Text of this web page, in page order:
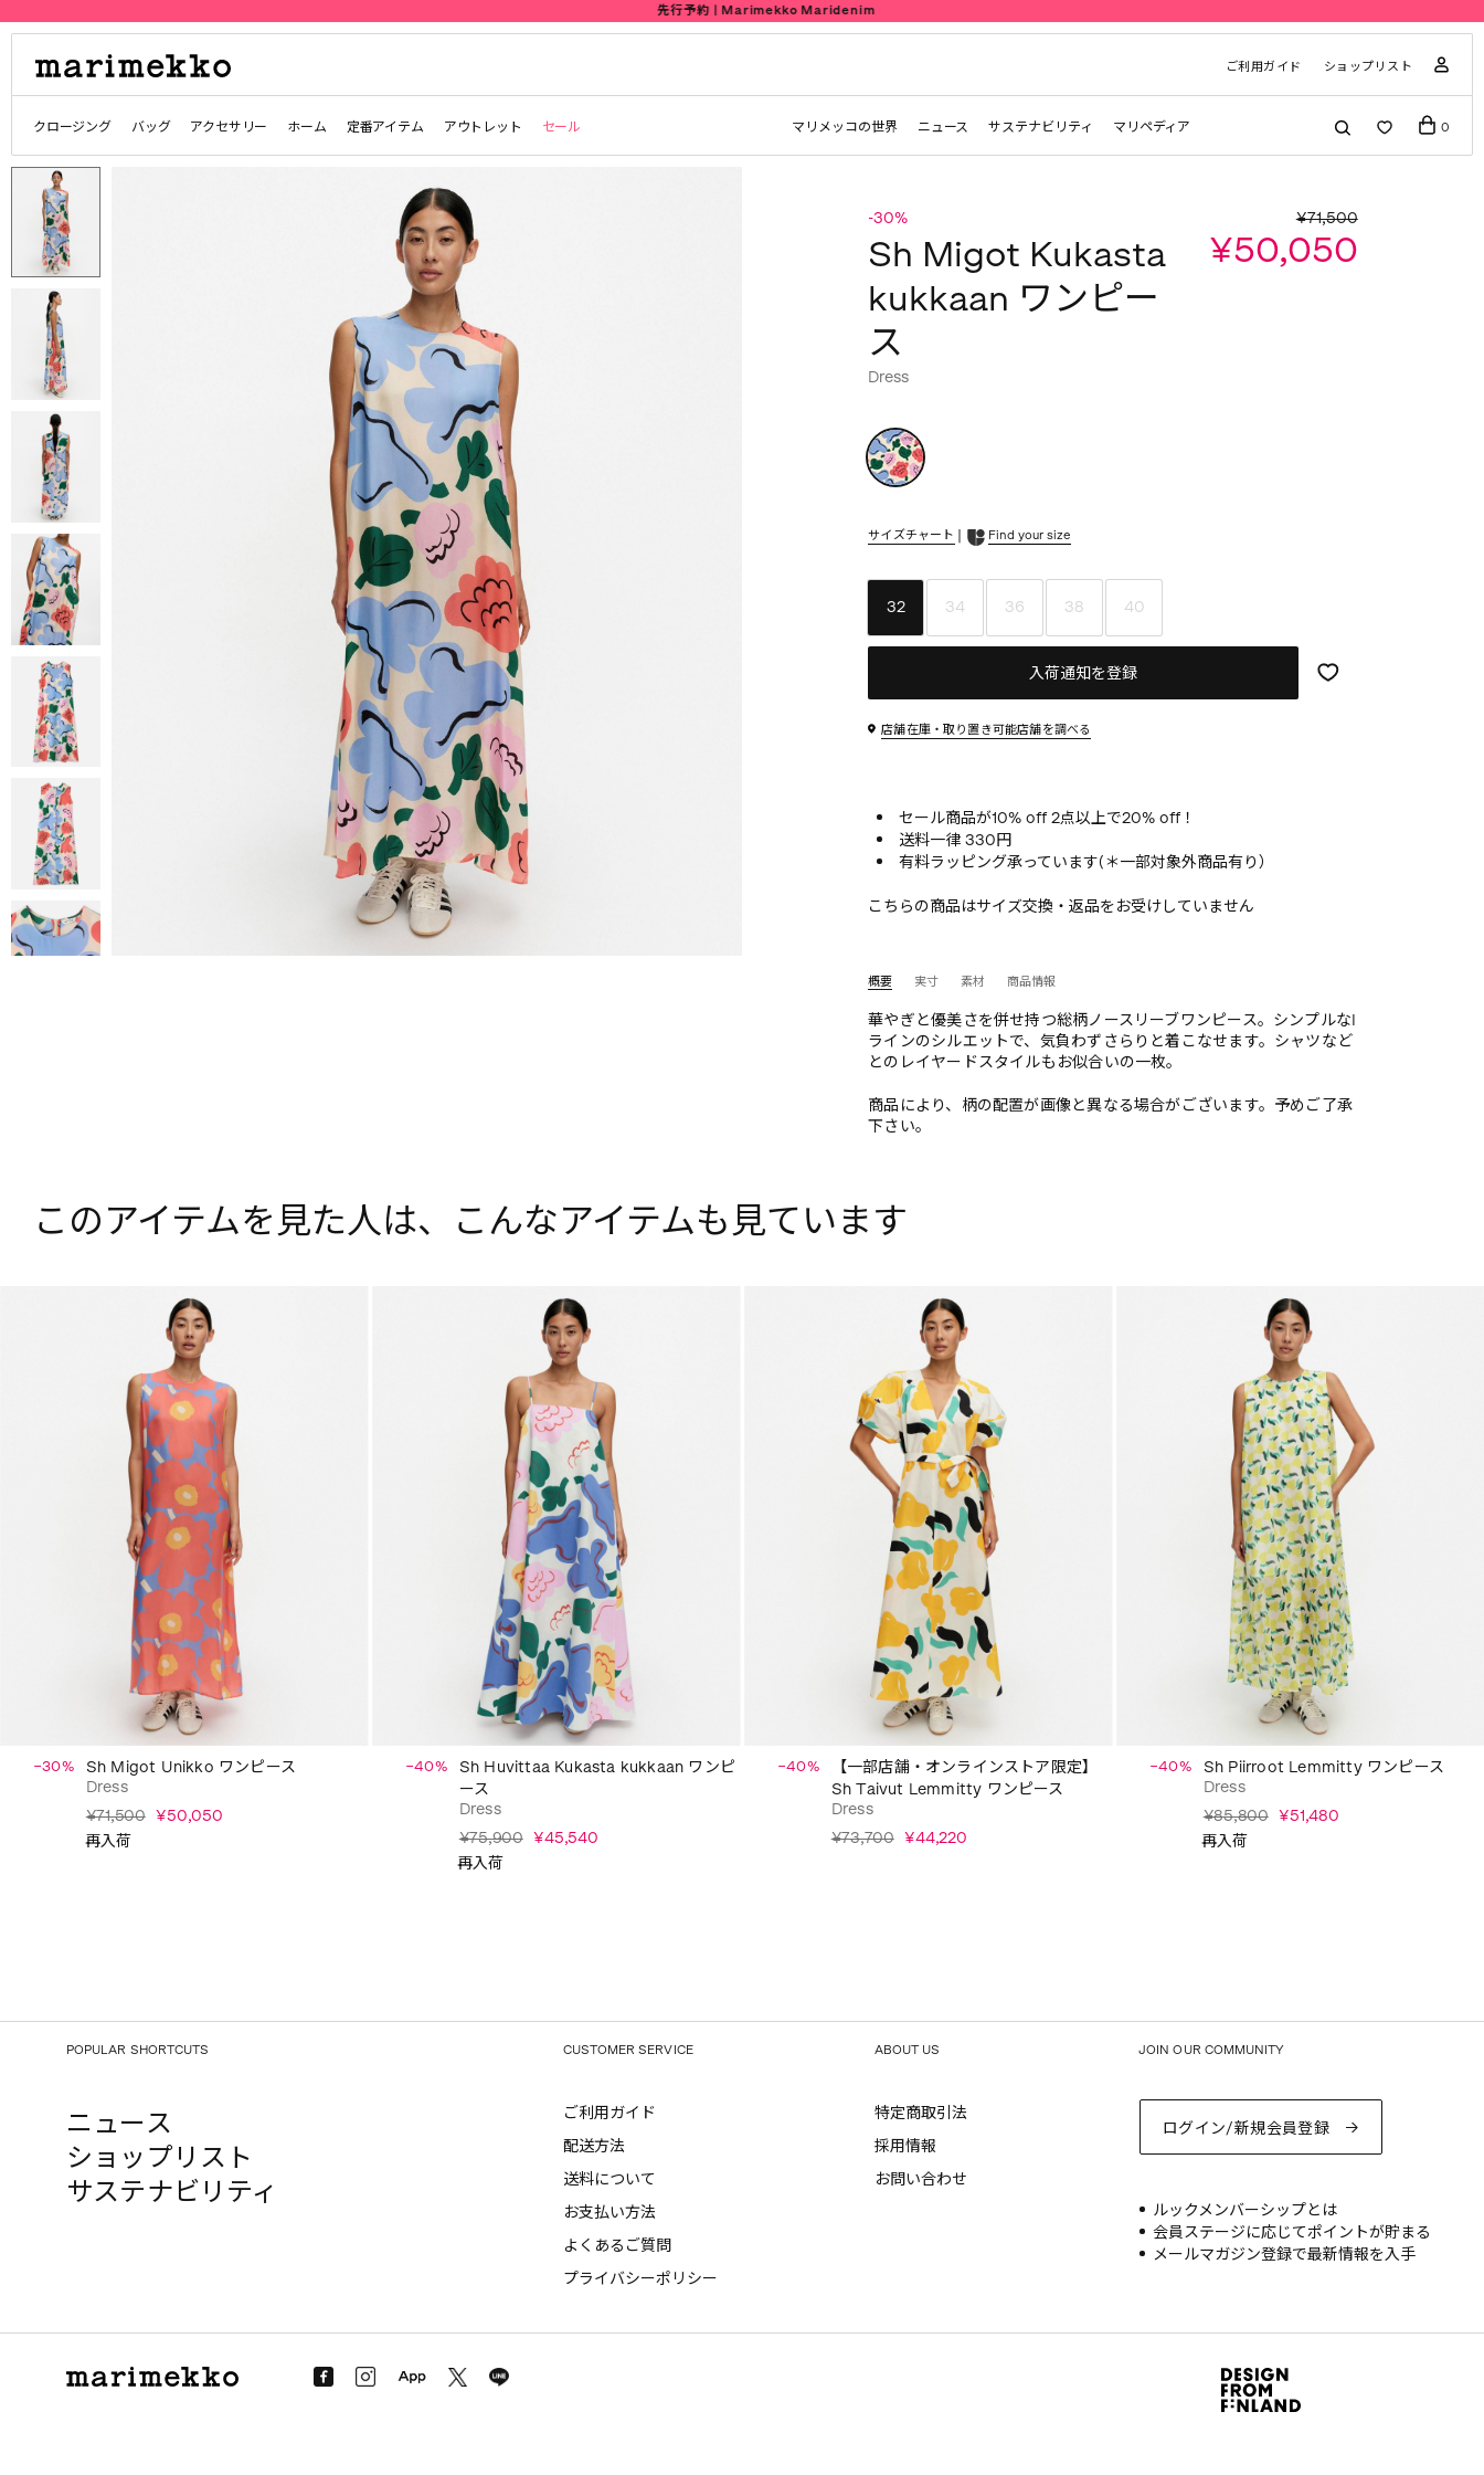
先行予約 | Marimekko Maridenim
ご利用ガイド ショップリスト
クロージング バッグ アクセサリー ホーム 定番アイテム アウトレット セール マリメッコの世界 ニュース サステナビリティ マリペディア 0
-30% ¥71,500
Sh Migot Kukasta
kukkaan ワンピー
ス
¥50,050
Dress
サイズチャート Find your size
32 34 36 38 40
入荷通知を登録
店舗在庫・取り置き可能店舗を調べる
セール商品が10% off 2点以上で20% off！
送料一律 330円
有料ラッピング承っています(＊一部対象外商品有り）
こちらの商品はサイズ交換・返品をお受けしていません
概要
華やぎと優美さを併せ持つ総柄ノースリーブワンピース。シンプルなI
ラインのシルエットで、気負わずさらりと着こなせます。シャツなど
とのレイヤードスタイルもお似合いの一枚。
商品により、柄の配置が画像と異なる場合がございます。予めご了承
下さい。
実寸 素材 商品情報
このアイテムを見た人は、 こんなアイテムも見ています
−30%
Sh Migot Unikko ワンピース
Dress
¥71,500 ¥50,050
再入荷
−40%
Sh Huvittaa Kukasta kukkaan ワンピ
ース
Dress
¥75,900 ¥45,540
再入荷
−40%
【一部店舗・オンラインストア限定】
Sh Taivut Lemmitty ワンピース
Dress
¥73,700 ¥44,220
−40%
Sh Piirroot Lemmitty ワンピース
Dress
¥85,800 ¥51,480
再入荷
POPULAR SHORTCUTS
ニュース
ショップリスト
サステナビリティ
CUSTOMER SERVICE
ご利用ガイド
配送方法
送料について
お支払い方法
よくあるご質問
プライバシーポリシー
ABOUT US
特定商取引法
採用情報
お問い合わせ
JOIN OUR COMMUNITY
ログイン/新規会員登録
ルックメンバーシップとは
会員ステージに応じてポイントが貯まる
メールマガジン登録で最新情報を入手